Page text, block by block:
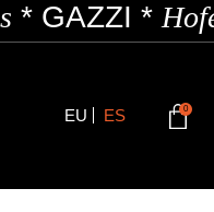
GAZZI* Hofe
EU ES 0